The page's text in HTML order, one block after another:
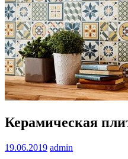
Керамическая
19.06.2019 admin